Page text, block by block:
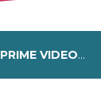
PRIME VIDEO